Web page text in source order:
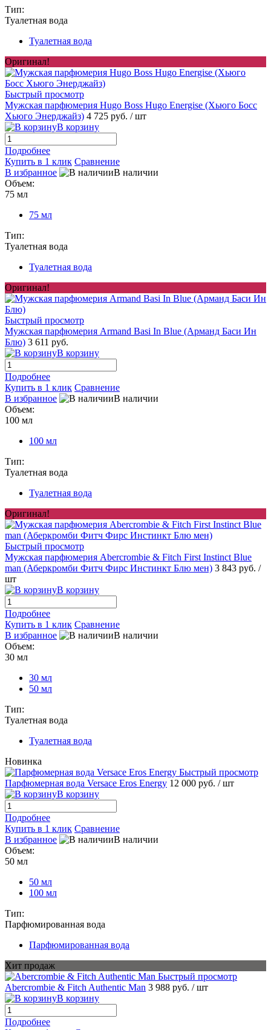
Тип:
Туалетная вода
Туалетная вода
Оригинал!
Быстрый просмотр
Мужская парфюмерия Hugo Boss Hugo Energise (Хьюго Босс
Хьюго Энерджайз) 4 725 руб. / шт
В корзину
Подробнее
Купить в 1 клик Сравнение
В избранное
В наличии
Объем:
75 мл
75 мл
Тип:
Туалетная вода
Туалетная вода
Оригинал!
Быстрый просмотр
Мужская парфюмерия Armand Basi In Blue (Арманд Баси Ин
Блю) 3 611 руб.
В корзину
Подробнее
Купить в 1 клик Сравнение
В избранное
В наличии
Объем:
100 мл
100 мл
Тип:
Туалетная вода
Туалетная вода
Оригинал!
Быстрый просмотр
Мужская парфюмерия Abercrombie & Fitch First Instinct Blue
man (Аберкромби Фитч Фирс Инстинкт Блю мен) 3 843 руб. /
шт
В корзину
Подробнее
Купить в 1 клик Сравнение
В избранное
В наличии
Объем:
30 мл
30 мл
50 мл
Тип:
Туалетная вода
Туалетная вода
Новинка
Быстрый просмотр
Парфюмерная вода Versace Eros Energy 12 000 руб. / шт
В корзину
Подробнее
Купить в 1 клик Сравнение
В избранное
В наличии
Объем:
50 мл
50 мл
100 мл
Тип:
Парфюмированная вода
Парфюмированная вода
Хит продаж
Быстрый просмотр
Abercrombie & Fitch Authentic Man 3 988 руб. / шт
В корзину
Подробнее